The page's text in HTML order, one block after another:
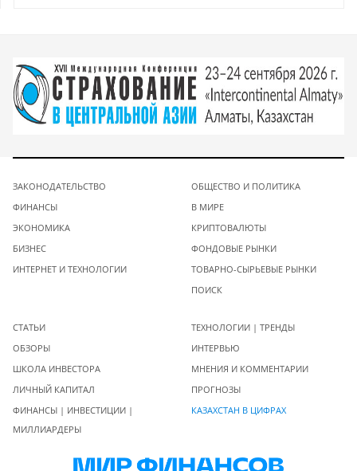
ЗАКОНОДАТЕЛЬСТВО
ФИНАНСЫ
ЭКОНОМИКА
БИЗНЕС
ИНТЕРНЕТ И ТЕХНОЛОГИИ
ОБЩЕСТВО И ПОЛИТИКА
В МИРЕ
КРИПТОВАЛЮТЫ
ФОНДОВЫЕ РЫНКИ
ТОВАРНО-СЫРЬЕВЫЕ РЫНКИ
ПОИСК
СТАТЬИ
ОБЗОРЫ
ШКОЛА ИНВЕСТОРА
ЛИЧНЫЙ КАПИТАЛ
ФИНАНСЫ | ИНВЕСТИЦИИ |
МИЛЛИАРДЕРЫ
ТЕХНОЛОГИИ | ТРЕНДЫ
ИНТЕРВЬЮ
МНЕНИЯ И КОММЕНТАРИИ
ПРОГНОЗЫ
КАЗАХСТАН В ЦИФРАХ